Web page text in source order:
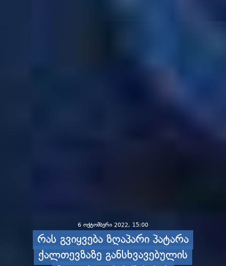
6 ოქტომბერი 2022, 15:00
რას გვიყვება ზღაპარი პატარა
ქალთევზაზე განსხვავებულის